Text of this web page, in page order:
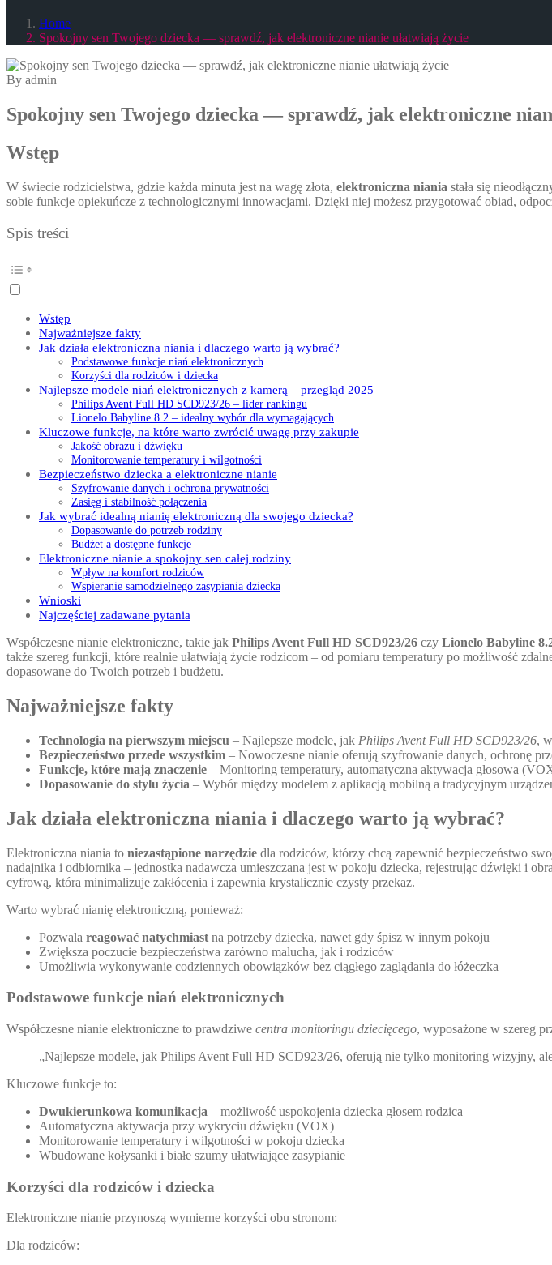
Home
Spokojny sen Twojego dziecka — sprawdź, jak elektroniczne nianie ułatwiają życie
By admin
Spokojny sen Twojego dziecka — sprawdź, jak elektroniczne
Wstęp
W świecie rodzicielstwa, gdzie każda minuta jest na wagę złota, elektroniczna niania stała się
sobie funkcje opiekuńcze z technologicznymi innowacjami. Dzięki niej możesz przygotować obiad,
Spis treści
Wstęp
Najważniejsze fakty
Jak działa elektroniczna niania i dlaczego warto ją wybrać?
Podstawowe funkcje niań elektronicznych
Korzyści dla rodziców i dziecka
Najlepsze modele niań elektronicznych z kamerą – przegląd 2025
Philips Avent Full HD SCD923/26 – lider rankingu
Lionelo Babyline 8.2 – idealny wybór dla wymagających
Kluczowe funkcje, na które warto zwrócić uwagę przy zakupie
Jakość obrazu i dźwięku
Monitorowanie temperatury i wilgotności
Bezpieczeństwo dziecka a elektroniczne nianie
Szyfrowanie danych i ochrona prywatności
Zasięg i stabilność połączenia
Jak wybrać idealną nianię elektroniczną dla swojego dziecka?
Dopasowanie do potrzeb rodziny
Budżet a dostępne funkcje
Elektroniczne nianie a spokojny sen całej rodziny
Wpływ na komfort rodziców
Wspieranie samodzielnego zasypiania dziecka
Wnioski
Najczęściej zadawane pytania
Współczesne nianie elektroniczne, takie jak Philips Avent Full HD SCD923/26 czy Lionelo Babyline
także szereg funkcji, które realnie ułatwiają życie rodzicom – od pomiaru temperatury po możliwość
dopasowane do Twoich potrzeb i budżetu.
Najważniejsze fakty
Technologia na pierwszym miejscu – Najlepsze modele, jak Philips Avent Full HD SCD923/26,
Bezpieczeństwo przede wszystkim – Nowoczesne nianie oferują szyfrowanie danych, ochronę
Funkcje, które mają znaczenie – Monitoring temperatury, automatyczna aktywacja głosowa
Dopasowanie do stylu życia – Wybór między modelem z aplikacją mobilną a tradycyjnym
Jak działa elektroniczna niania i dlaczego warto ją wybrać?
Elektroniczna niania to niezastąpione narzędzie dla rodziców, którzy chcą zapewnić bezpieczeństwo
nadajnika i odbiornika – jednostka nadawcza umieszczana jest w pokoju dziecka, rejestrując dźwięki i
cyfrową, która minimalizuje zakłócenia i zapewnia krystalicznie czysty przekaz.
Warto wybrać nianię elektroniczną, ponieważ:
Pozwala reagować natychmiast na potrzeby dziecka, nawet gdy śpisz w innym pokoju
Zwiększa poczucie bezpieczeństwa zarówno malucha, jak i rodziców
Umożliwia wykonywanie codziennych obowiązków bez ciągłego zaglądania do łóżeczka
Podstawowe funkcje niań elektronicznych
Współczesne nianie elektroniczne to prawdziwe centra monitoringu dziecięcego, wyposażone w szereg
„Najlepsze modele, jak Philips Avent Full HD SCD923/26, oferują nie tylko monitoring wizyjny,
Kluczowe funkcje to:
Dwukierunkowa komunikacja – możliwość uspokojenia dziecka głosem rodzica
Automatyczna aktywacja przy wykryciu dźwięku (VOX)
Monitorowanie temperatury i wilgotności w pokoju dziecka
Wbudowane kołysanki i białe szumy ułatwiające zasypianie
Korzyści dla rodziców i dziecka
Elektroniczne nianie przynoszą wymierne korzyści obu stronom:
Dla rodziców: